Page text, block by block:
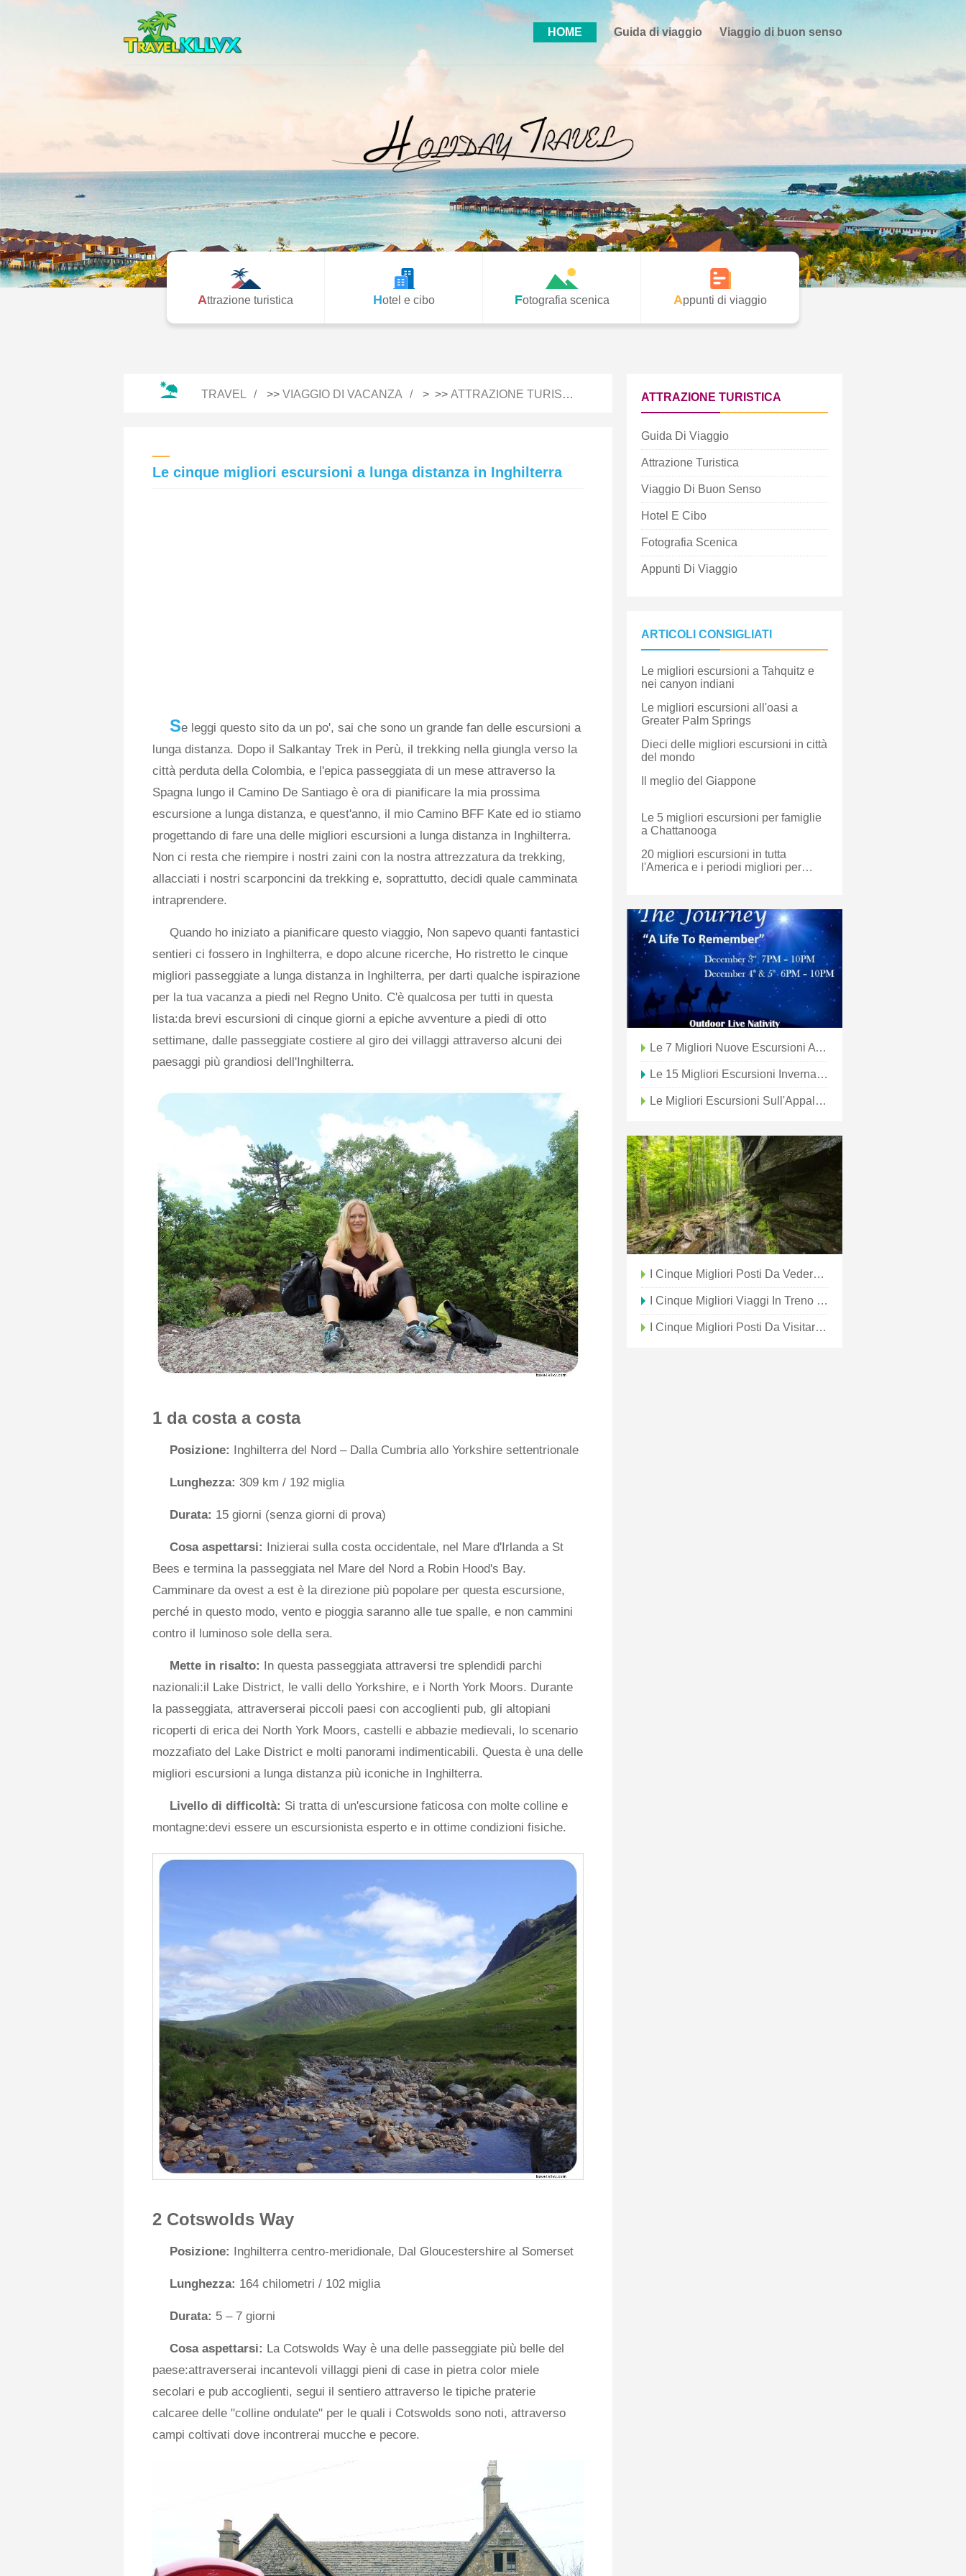
HOME Guida di viaggio Viaggio di buon senso
Attrazione turistica Hotel e cibo Fotografia scenica Appunti di viaggio
TRAVEL >> VIAGGIO DI VACANZA > >> ATTRAZIONE TURISTICA
Le cinque migliori escursioni a lunga distanza in Inghilterra
Se leggi questo sito da un po', sai che sono un grande fan delle escursioni a
lunga distanza. Dopo il Salkantay Trek in Perù, il trekking nella giungla verso la
città perduta della Colombia, e l'epica passeggiata di un mese attraverso la
Spagna lungo il Camino De Santiago è ora di pianificare la mia prossima
escursione a lunga distanza, e quest'anno, il mio Camino BFF Kate ed io stiamo
progettando di fare una delle migliori escursioni a lunga distanza in Inghilterra.
Non ci resta che riempire i nostri zaini con la nostra attrezzatura da trekking,
allacciati i nostri scarponcini da trekking e, soprattutto, decidi quale camminata
intraprendere.
Quando ho iniziato a pianificare questo viaggio, Non sapevo quanti fantastici
sentieri ci fossero in Inghilterra, e dopo alcune ricerche, Ho ristretto le cinque
migliori passeggiate a lunga distanza in Inghilterra, per darti qualche ispirazione
per la tua vacanza a piedi nel Regno Unito. C'è qualcosa per tutti in questa
lista:da brevi escursioni di cinque giorni a epiche avventure a piedi di otto
settimane, dalle passeggiate costiere al giro dei villaggi attraverso alcuni dei
paesaggi più grandiosi dell'Inghilterra.
1 da costa a costa
Posizione: Inghilterra del Nord – Dalla Cumbria allo Yorkshire settentrionale
Lunghezza: 309 km / 192 miglia
Durata: 15 giorni (senza giorni di prova)
Cosa aspettarsi:
Inizierai sulla costa occidentale, nel Mare d'Irlanda a St
Bees e termina la passeggiata nel Mare del Nord a Robin Hood's Bay.
Camminare da ovest a est è la direzione più popolare per questa escursione,
perché in questo modo, vento e pioggia saranno alle tue spalle, e non cammini
contro il luminoso sole della sera.
Mette in risalto:
In questa passeggiata attraversi tre splendidi parchi
nazionali:il Lake District, le valli dello Yorkshire, e i North York Moors. Durante
la passeggiata, attraverserai piccoli paesi con accoglienti pub, gli altopiani
ricoperti di erica dei North York Moors, castelli e abbazie medievali, lo scenario
mozzafiato del Lake District e molti panorami indimenticabili. Questa è una delle
migliori escursioni a lunga distanza più iconiche in Inghilterra.
Livello di difficoltà: Si tratta di un'escursione faticosa con molte colline e
montagne:devi essere un escursionista esperto e in ottime condizioni fisiche.
2 Cotswolds Way
Posizione: Inghilterra centro-meridionale, Dal Gloucestershire al Somerset
Lunghezza: 164 chilometri / 102 miglia
Durata: 5 – 7 giorni
Cosa aspettarsi: La Cotswolds Way è una delle passeggiate più belle del
paese:attraverserai incantevoli villaggi pieni di case in pietra color miele
secolari e pub accoglienti, segui il sentiero attraverso le tipiche praterie
calcaree delle "colline ondulate" per le quali i Cotswolds sono noti, attraverso
campi coltivati ​​dove incontrerai mucche e pecore.
ATTRAZIONE TURISTICA
Guida Di Viaggio
Attrazione Turistica
Viaggio Di Buon Senso
Hotel E Cibo
Fotografia Scenica
Appunti Di Viaggio
ARTICOLI CONSIGLIATI
Le migliori escursioni a Tahquitz e
nei canyon indiani
Le migliori escursioni all'oasi a
Greater Palm Springs
Dieci delle migliori escursioni in città
del mondo
Il meglio del Giappone
Le 5 migliori escursioni per famiglie
a Chattanooga
20 migliori escursioni in tutta
l'America e i periodi migliori per
Le 7 Migliori Nuove Escursioni A Lunga Distanza Al Mondo Da Fare Nel 2020
Le 15 Migliori Escursioni Invernali In Virginia
Le Migliori Escursioni Sull'Appalachian Trail In Virginia
I Cinque Migliori Posti Da Vedere A Osaka, Giappone
I Cinque Migliori Viaggi In Treno Del Mondo
I Cinque Migliori Posti Da Visitare In Cile